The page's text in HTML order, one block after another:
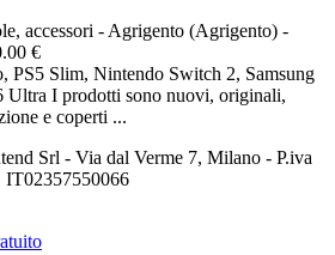
accessori - Agrigento (Agrigento) -
€
PS5 Slim, Nintendo Switch 2, Samsung
Ultra I prodotti sono nuovi, originali,
e coperti ...
Srl - Via dal Verme 7, Milano - P.iva
IT02357550066